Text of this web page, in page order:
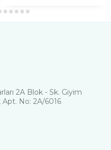
2A Blok - Sk. Giyim
Apt. No: 2A/6016